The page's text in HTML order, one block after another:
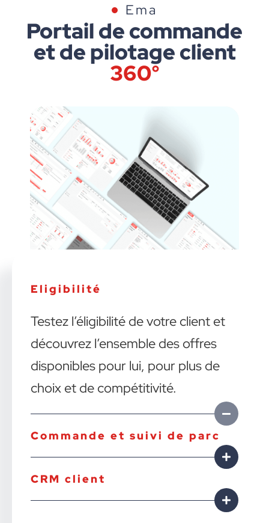
Ema
Portail de commande
et de pilotage client
360°
Eligibilité
Testez l’éligibilité de votre client et
découvrez l’ensemble des offres
disponibles pour lui, pour plus de
choix et de compétitivité.
Commande et suivi de parc
CRM client